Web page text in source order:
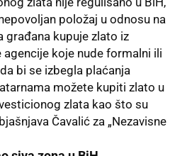
položaj u odnosu na
građana kupuje zlato iz
koje nude formalni ili
bi se izbegla plaćanja
možete kupiti zlato u
zlata kao što su
Čavalić za „Nezavisne